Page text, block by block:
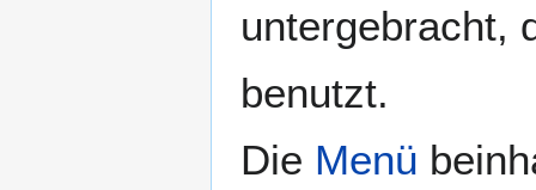
untergebracht,
benutzt.
Die Menü